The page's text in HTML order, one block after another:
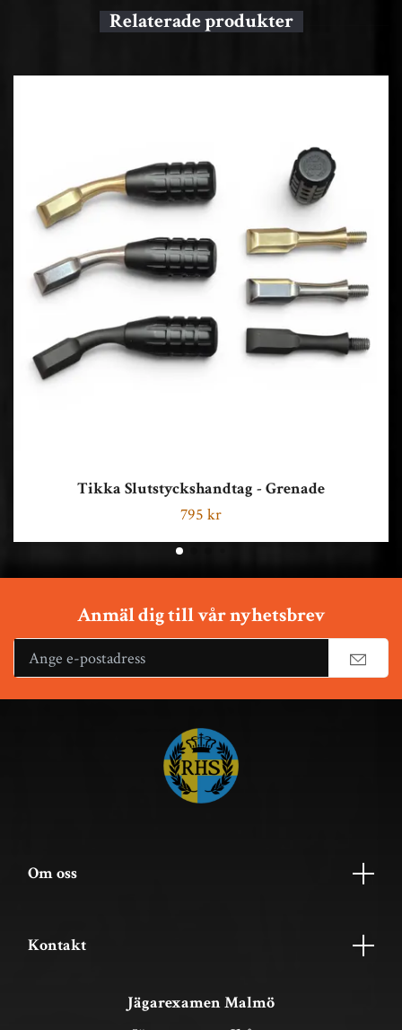
Tikka Slutstyckshandtag - Grenade
795 kr
Anmäl dig till vår nyhetsbrev
Om oss
Kontakt
Jägarexamen Malmö